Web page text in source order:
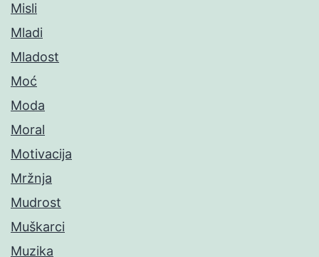
Misli
Mladi
Mladost
Moć
Moda
Moral
Motivacija
Mržnja
Mudrost
Muškarci
Muzika